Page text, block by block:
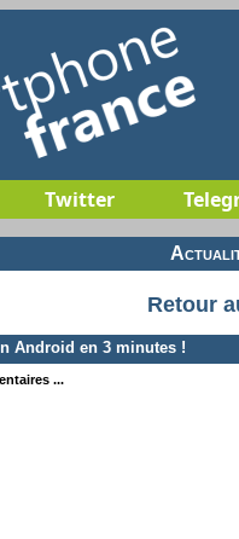
Twitter
Retour
Android en 3 minutes !
...